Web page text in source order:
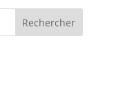
Rechercher